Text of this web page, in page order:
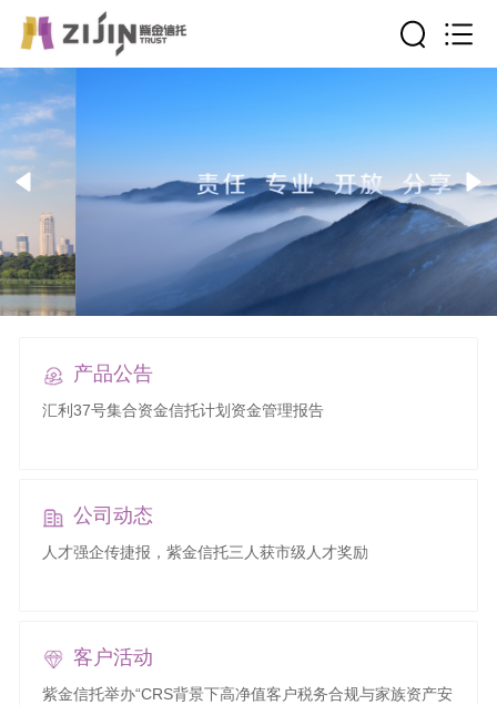
产品公告
汇利37号集合资金信托计划资金管理报告
公司动态
人才强企传捷报，紫金信托三人获市级人才奖励
客户活动
紫金信托举办“CRS背景下高净值客户税务合规与家族资产安